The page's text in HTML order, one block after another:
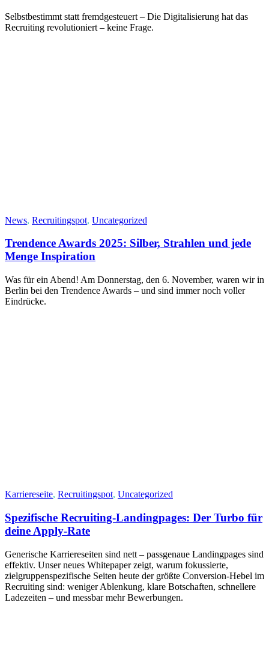
Selbstbestimmt statt fremdgesteuert – Die Digitalisierung hat das
Recruiting revolutioniert – keine Frage.
News, Recruitingspot, Uncategorized
Trendence Awards 2025: Silber, Strahlen und jede
Menge Inspiration
Was für ein Abend! Am Donnerstag, den 6. November, waren wir in
Berlin bei den Trendence Awards – und sind immer noch voller
Eindrücke.
Karriereseite, Recruitingspot, Uncategorized
Spezifische Recruiting-Landingpages: Der Turbo für
deine Apply-Rate
Generische Karriereseiten sind nett – passgenaue Landingpages sind
effektiv. Unser neues Whitepaper zeigt, warum fokussierte,
zielgruppenspezifische Seiten heute der größte Conversion‑Hebel im
Recruiting sind: weniger Ablenkung, klare Botschaften, schnellere
Ladezeiten – und messbar mehr Bewerbungen.